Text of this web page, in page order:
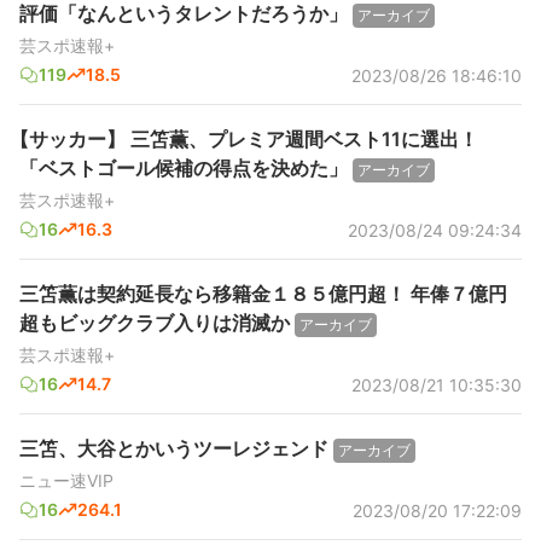
評価「なんというタレントだろうか」
アーカイブ
芸スポ速報+
119
18.5 2023/08/26 18:46:10
【サッカー】 三笘薫、プレミア週間ベスト11に選出！
「ベストゴール候補の得点を決めた」
アーカイブ
芸スポ速報+
16
16.3 2023/08/24 09:24:34
三笘薫は契約延長なら移籍金１８５億円超！ 年俸７億円
超もビッグクラブ入りは消滅か アーカイブ
芸スポ速報+
16
14.7 2023/08/21 10:35:30
三笘、大谷とかいうツーレジェンド アーカイブ
ニュー速VIP
16
264.1 2023/08/20 17:22:09